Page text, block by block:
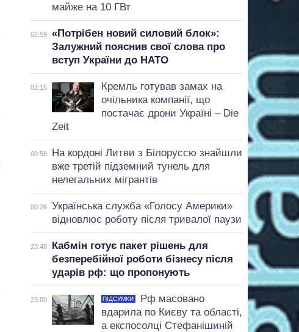
майже на 10 ГВт
02:59
«Потрібен новий силовий блок»:
Залужний пояснив свої слова про
вступ України до НАТО
02:15
Кремль готував замах на
очільника компанії, що
постачає дрони Україні – Die
Zeit
00:58
На кордоні Литви з Білоруссю знайшли
вже третій підземний тунель для
нелегальних мігрантів
00:26
Українська служба «Голосу Америки»
відновлює роботу після тривалої паузи
23:45
Кабмін готує пакет рішень для
безперебійної роботи бізнесу після
ударів рф: що пропонують
23:00 ПІДСУМКИ
Рф масовано
вдарила по Києву та області,
а експосолці Стефанішиній